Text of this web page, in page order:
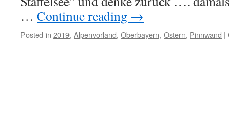
… Continue reading →
Posted in 2019, Alpenvorland, Oberbayern, Ostern, Pinnwand |